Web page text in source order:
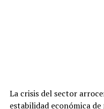
La crisis del sector
estabilidad económica